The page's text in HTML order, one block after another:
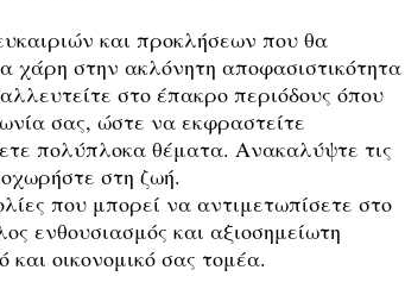
και προκλήσεων που θα
χάρη στην ακλόνητη αποφασιστικότητα
στο έπακρο περιόδους όπου
σας, ώστε να εκφραστείτε
πολύπλοκα θέματα. Ανακαλύψτε τις
στη ζωή.
που μπορεί να αντιμετωπίσετε στο
ενθουσιασμός και αξιοσημείωτη
οικονομικό σας τομέα.